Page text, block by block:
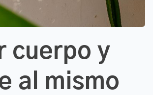
cuerpo y
al mismo